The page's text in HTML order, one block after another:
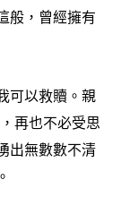
般 ， 曾經擁有
可以救贖。親
， 再也不必受思
出無數數不清